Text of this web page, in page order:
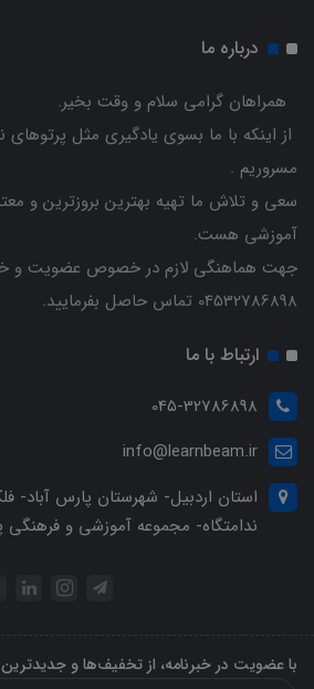
درباره ما
همراهان گرامی سلام و وقت بخیر.
از اینکه با ما بسوی یادگیری مثل
مسروریم .
سعی و تلاش ما تهیه بهترین بروزترین و
آموزشی هست.
جهت هماهنگی لازم در خصوص عضویت و
04532786898 تماس حاصل بفرمایید.
ارتباط با ما
045-32786898
info@learnbeam.ir
استان اردبیل- شهرستان پارس آباد-
ندامتگاه- مجموعه آموزشی و فرهنگی
با عضویت در خبرنامه، از تخفیف‌ها و